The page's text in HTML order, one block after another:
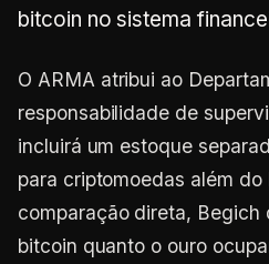
bitcoin no sistema
O ARMA atribui ao
responsabilidade de
incluirá um estoque
para criptomoedas além do
comparação direta,
bitcoin quanto o ouro